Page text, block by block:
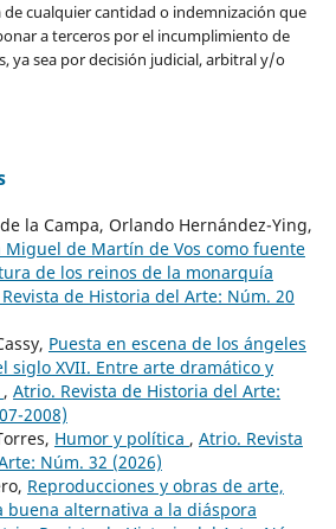
de cualquier cantidad o indemnización que
a terceros por el incumplimiento de
ya sea por decisión judicial, arbitral y/o
la Campa, Orlando Hernández-Ying,
Miguel de Martín de Vos como fuente
de los reinos de la monarquía
de Historia del Arte: Núm. 20
Puesta en escena de los ángeles
siglo XVII. Entre arte dramático y
, Atrio. Revista de Historia del Arte:
2008)
Humor y política , Atrio. Revista
Núm. 32 (2026)
Reproducciones y obras de arte,
buena alternativa a la diáspora